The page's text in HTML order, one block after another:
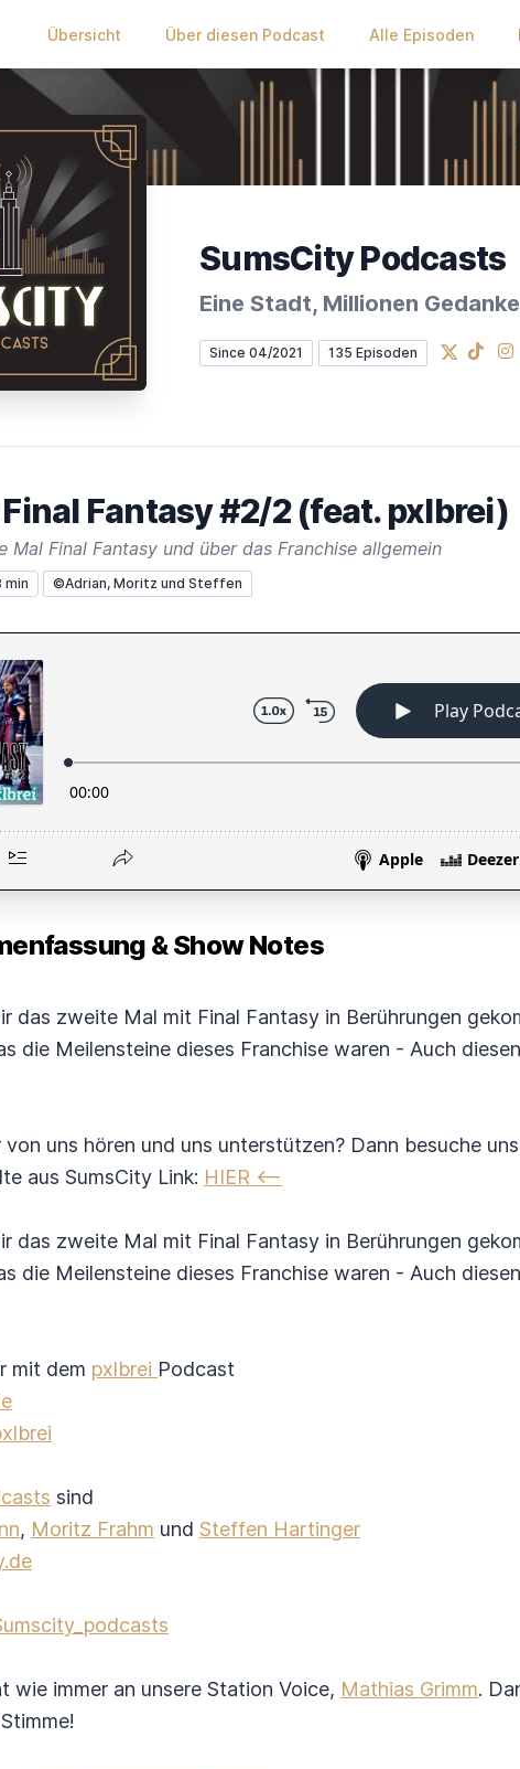
Übersicht Über diesen Podcast Alle Episoden
SumsCity Podcasts
Eine Stadt, Millionen
Since 04/2021 135 Episoden X TikTok
Fantasy #2/2 (feat. pxlbrei)
Mal Final Fantasy und über das Franchise allgemein
min ©Adrian, Moritz und Steffen
& Show Notes
das zweite Mal mit Final Fantasy in Berührungen
die Meilensteine dieses Franchise waren - Auch
uns hören und uns unterstützen? Dann besuche
aus SumsCity Link: HIER <--
das zweite Mal mit Final Fantasy in Berührungen
die Meilensteine dieses Franchise waren - Auch
mit dem pxlbrei Podcast
sind
, Moritz Frahm und Steffen Hartinger
wie immer an unsere Station Voice, Mathias Grimm.